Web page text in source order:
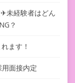
未経験者はどん
？
ます！
面接内定